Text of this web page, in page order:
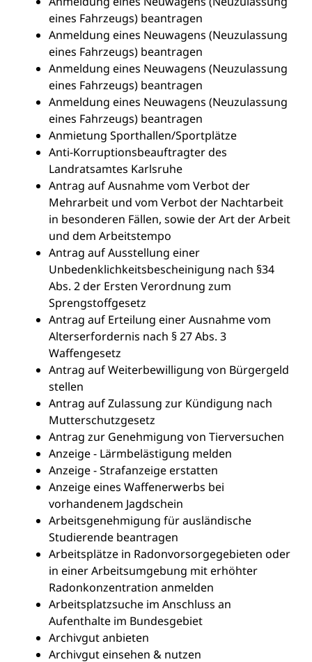
eines Fahrzeugs) beantragen
Anmeldung eines Neuwagens (Neuzulassung
eines Fahrzeugs) beantragen
Anmeldung eines Neuwagens (Neuzulassung
eines Fahrzeugs) beantragen
Anmeldung eines Neuwagens (Neuzulassung
eines Fahrzeugs) beantragen
Anmietung Sporthallen/Sportplätze
Anti-Korruptionsbeauftragter des
Landratsamtes Karlsruhe
Antrag auf Ausnahme vom Verbot der
Mehrarbeit und vom Verbot der Nachtarbeit
in besonderen Fällen, sowie der Art der Arbeit
und dem Arbeitstempo
Antrag auf Ausstellung einer
Unbedenklichkeitsbescheinigung nach §34
Abs. 2 der Ersten Verordnung zum
Sprengstoffgesetz
Antrag auf Erteilung einer Ausnahme vom
Alterserfordernis nach § 27 Abs. 3
Waffengesetz
Antrag auf Weiterbewilligung von Bürgergeld
stellen
Antrag auf Zulassung zur Kündigung nach
Mutterschutzgesetz
Antrag zur Genehmigung von Tierversuchen
Anzeige - Lärmbelästigung melden
Anzeige - Strafanzeige erstatten
Anzeige eines Waffenerwerbs bei
vorhandenem Jagdschein
Arbeitsgenehmigung für ausländische
Studierende beantragen
Arbeitsplätze in Radonvorsorgegebieten oder
in einer Arbeitsumgebung mit erhöhter
Radonkonzentration anmelden
Arbeitsplatzsuche im Anschluss an
Aufenthalte im Bundesgebiet
Archivgut anbieten
Archivgut einsehen & nutzen